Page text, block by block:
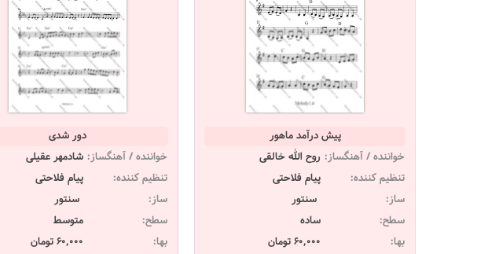
پیش درآمد ماهور
خواننده / آهنگساز: روح الله خالقی
تنظیم کننده:
پیام فلاحتی
ساز:
سنتور
سطح:
ساده
بها:
60,000 تومان
دور شدی
خواننده / آهنگساز: شادمهر عقیلی
تنظیم کننده:
پیام فلاحتی
ساز:
سنتور
سطح:
متوسط
بها:
60,000 تومان